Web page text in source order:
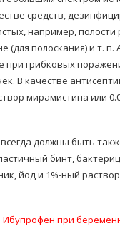
средств,
например, полости
(для полоскания) и т. п.
при грибковых
В качестве
мирамистина или
должны быть
бинт,
йод и 1%-ный
Ибупрофен при